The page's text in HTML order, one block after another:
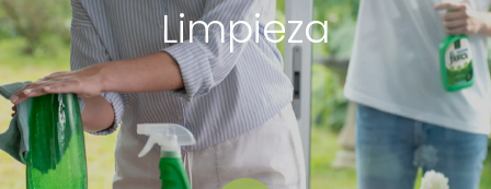
Limpieza